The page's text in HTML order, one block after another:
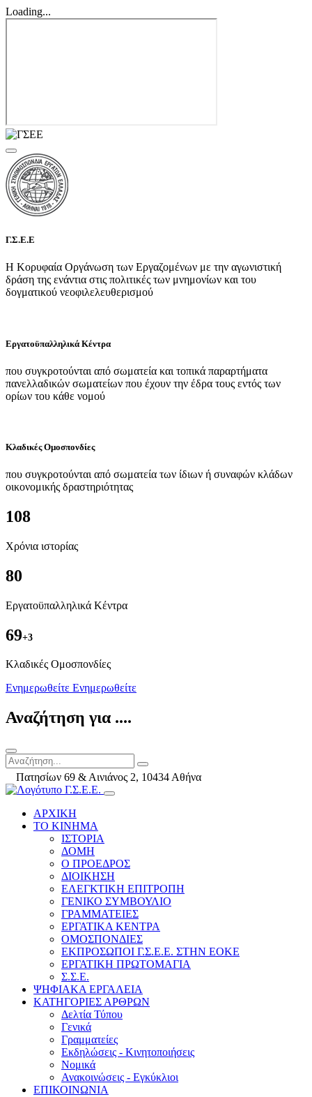
Loading...
Γ.Σ.Ε.Ε
Η Κορυφαία Οργάνωση των Εργαζομένων με την αγωνιστική
δράση της ενάντια στις πολιτικές των μνημονίων και του
δογματικού νεοφιλελευθερισμού
Εργατοϋπαλληλικά Κέντρα
που συγκροτούνται από σωματεία και τοπικά παραρτήματα
πανελλαδικών σωματείων που έχουν την έδρα τους εντός των
ορίων του κάθε νομού
Κλαδικές Ομοσπονδίες
που συγκροτούνται από σωματεία των ίδιων ή συναφών κλάδων
οικονομικής δραστηριότητας
108
Χρόνια ιστορίας
80
Εργατοϋπαλληλικά Κέντρα
69+3
Kλαδικές Ομοσπονδίες
Ενημερωθείτε Ενημερωθείτε
Αναζήτηση για ....
Πατησίων 69 & Αινιάνος 2, 10434 Αθήνα
ΑΡΧΙΚΗ
ΤΟ ΚΙΝΗΜΑ
ΙΣΤΟΡΙΑ
ΔΟΜΗ
Ο ΠΡΟΕΔΡΟΣ
ΔΙΟΙΚΗΣΗ
ΕΛΕΓΚΤΙΚΗ ΕΠΙΤΡΟΠΗ
ΓΕΝΙΚΟ ΣΥΜΒΟΥΛΙΟ
ΓΡΑΜΜΑΤΕΙΕΣ
ΕΡΓΑΤΙΚΑ ΚΕΝΤΡΑ
ΟΜΟΣΠΟΝΔΙΕΣ
ΕΚΠΡΟΣΩΠΟΙ Γ.Σ.Ε.Ε. ΣΤΗΝ ΕΟΚΕ
ΕΡΓΑΤΙΚΗ ΠΡΩΤΟΜΑΓΙΑ
Σ.Σ.Ε.
ΨΗΦΙΑΚΑ ΕΡΓΑΛΕΙΑ
ΚΑΤΗΓΟΡΙΕΣ ΑΡΘΡΩΝ
Δελτία Τύπου
Γενικά
Γραμματείες
Εκδηλώσεις - Κινητοποιήσεις
Νομικά
Ανακοινώσεις - Εγκύκλιοι
ΕΠΙΚΟΙΝΩΝΙΑ